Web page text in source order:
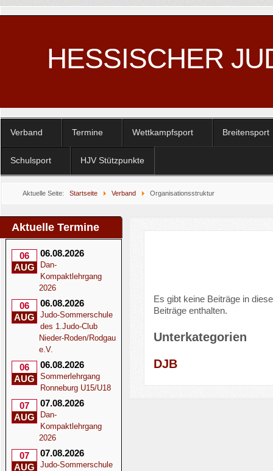
HESSISCHER
Verband Termine Wettkampfsport Breitensport
Schulsport HJV Stützpunkte
Aktuelle Seite: Startseite Verband Organisationsstruktur
Aktuelle Termine
06
AUG
06.08.2026
Dan-
Kompaktlehrgang
2026
06
AUG
06.08.2026
Judo-Sommerschule
des 1.Judo-Club
Nieder-Roden/Rodgau
e.V.
06
AUG
06.08.2026
Sommerlehrgang
Ronneburg U15/U18
07
AUG
07.08.2026
Dan-
Kompaktlehrgang
2026
07
AUG
07.08.2026
Judo-Sommerschule
Es gibt keine Beiträge in
Beiträge enthalten.
Unterkategorien
DJB